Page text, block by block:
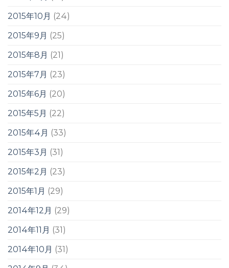
2015年10月 (24)
2015年9月 (25)
2015年8月 (21)
2015年7月 (23)
2015年6月 (20)
2015年5月 (22)
2015年4月 (33)
2015年3月 (31)
2015年2月 (23)
2015年1月 (29)
2014年12月 (29)
2014年11月 (31)
2014年10月 (31)